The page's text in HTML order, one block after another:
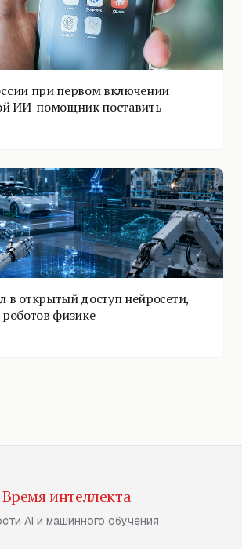
при первом включении
ИИ-помощник поставить
в открытый доступ нейросети,
физике
Время интеллекта
AI и машинного обучения